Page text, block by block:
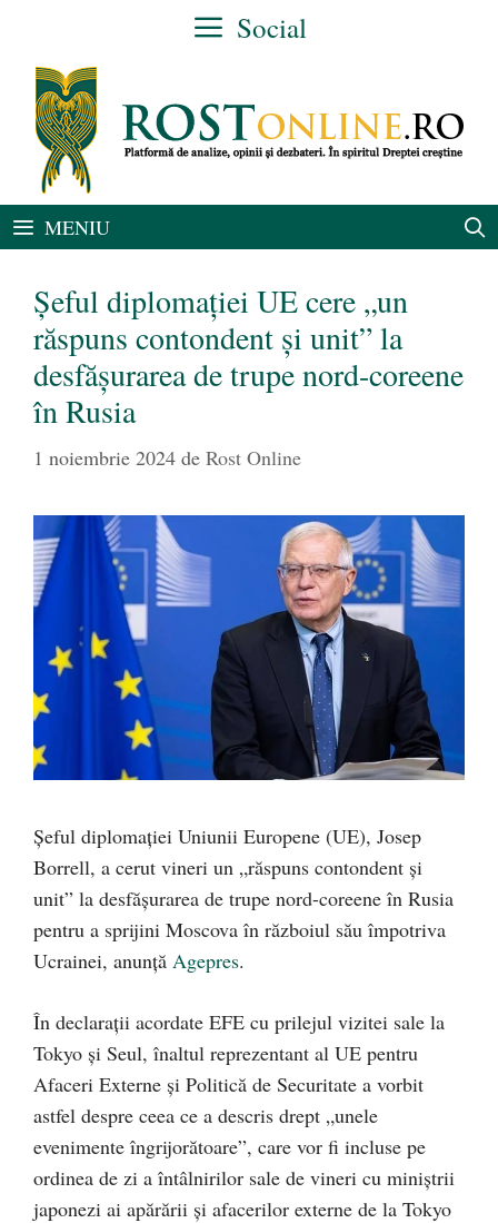
conținut
Social
MENIU
Șeful diplomației UE cere „un
răspuns contondent şi unit” la
desfăşurarea de trupe nord-coreene
în Rusia
1 noiembrie 2024 de Rost Online
Şeful diplomaţiei Uniunii Europene (UE), Josep
Borrell, a cerut vineri un „răspuns contondent şi
unit” la desfăşurarea de trupe nord-coreene în Rusia
pentru a sprijini Moscova în războiul său împotriva
Ucrainei, anunță Agepres.
În declaraţii acordate EFE cu prilejul vizitei sale la
Tokyo şi Seul, înaltul reprezentant al UE pentru
Afaceri Externe şi Politică de Securitate a vorbit
astfel despre ceea ce a descris drept „unele
evenimente îngrijorătoare”, care vor fi incluse pe
ordinea de zi a întâlnirilor sale de vineri cu miniştrii
japonezi ai apărării şi afacerilor externe de la Tokyo